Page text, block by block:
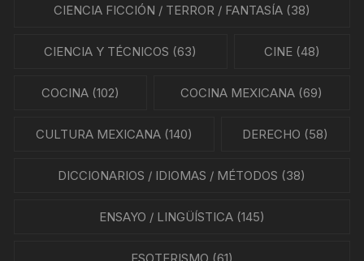
CIENCIA FICCIÓN / TERROR / FANTASÍA(38)
CIENCIA Y TÉCNICOS (63) CINE(48)
COCINA(102) COCINA MEXICANA (69)
CULTURA MEXICANA(140) DERECHO (58)
DICCIONARIOS / IDIOMAS / MÉTODOS (38)
ENSAYO / LINGÜÍSTICA(145)